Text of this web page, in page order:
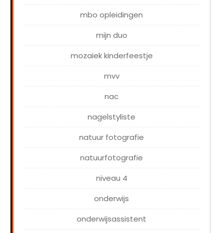
mbo opleidingen
mijn duo
mozaiek kinderfeestje
mvv
nac
nagelstyliste
natuur fotografie
natuurfotografie
niveau 4
onderwijs
onderwijsassistent